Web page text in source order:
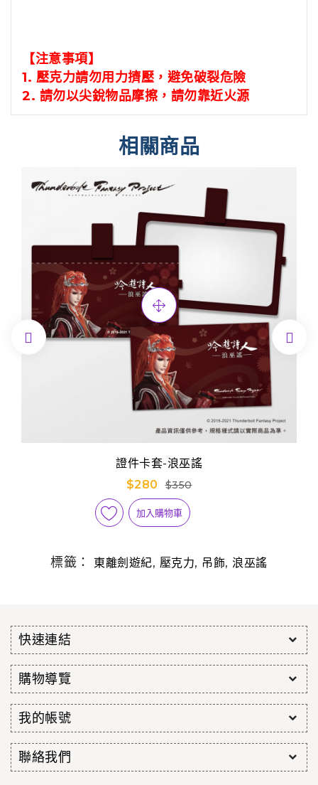
【注意事項】
1. 壓克力請勿用力擠壓，避免破裂危險
2. 請勿以尖銳物品摩擦，請勿靠近火源
相關商品
證件卡套-浪巫謠
$280
$350
加入購物車
 
標籤： 東離劍遊紀, 壓克力, 吊飾, 浪巫謠
快速連結
購物導覽
我的帳號
聯絡我們